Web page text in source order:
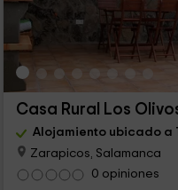
Casa Rural Los
Alojamiento ubicado a
Zarapicos, Salamanca
0 opiniones